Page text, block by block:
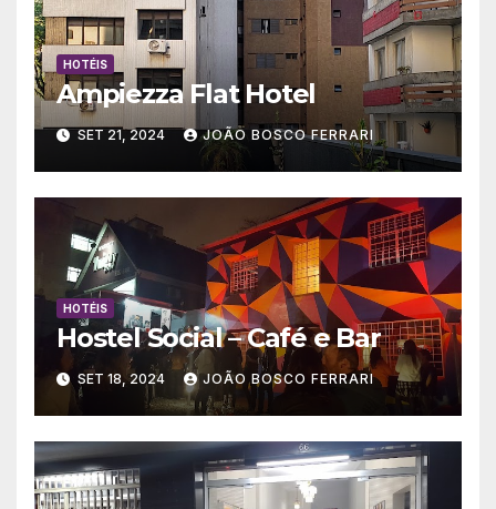
HOTÉIS
Ampiezza Flat Hotel
SET 21, 2024 JOÃO BOSCO FERRARI
HOTÉIS
Hostel Social – Café e Bar
SET 18, 2024 JOÃO BOSCO FERRARI